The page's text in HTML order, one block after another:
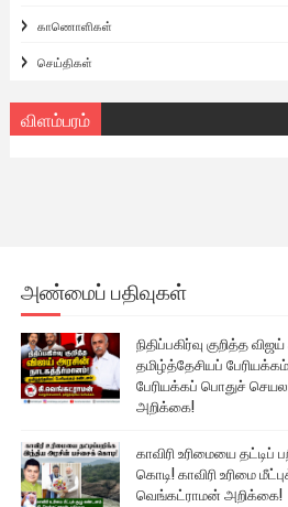
காணொளிகள்
செய்திகள்
விளம்பரம்
அண்மைப் பதிவுகள்
நிதிப்பகிர்வு குறித்த
தமிழ்த்தேசியப்
பேரியக்கப் பொதுச்
அறிக்கை!
காவிரி உரிமையை
கொடி! காவிரி உரிமை
வெங்கட்ராமன் அறிக்கை!